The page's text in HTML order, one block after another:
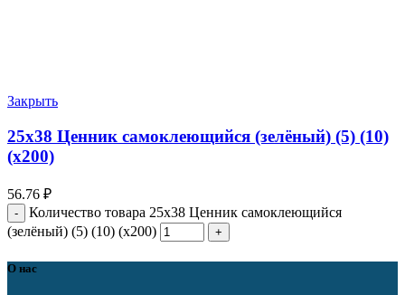
Закрыть
25х38 Ценник самоклеющийся (зелёный) (5) (10)
(х200)
56.76 ₽
Количество товара 25х38 Ценник самоклеющийся
(зелёный) (5) (10) (х200)
О нас